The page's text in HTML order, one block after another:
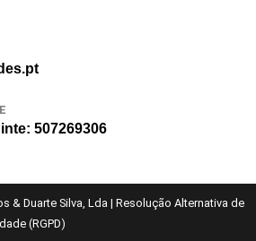
507269306
& Duarte Silva, Lda | Resolução Alternativa de
(RGPD)